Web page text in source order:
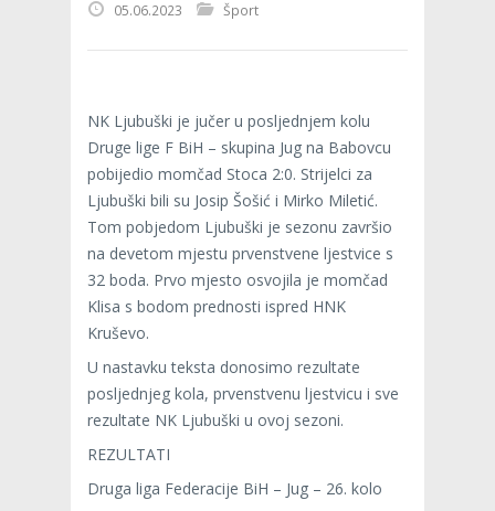
05.06.2023 Šport
NK Ljubuški je jučer u posljednjem kolu
Druge lige F BiH – skupina Jug na Babovcu
pobijedio momčad Stoca 2:0. Strijelci za
Ljubuški bili su Josip Šošić i Mirko Miletić.
Tom pobjedom Ljubuški je sezonu završio
na devetom mjestu prvenstvene ljestvice s
32 boda. Prvo mjesto osvojila je momčad
Klisa s bodom prednosti ispred HNK
Kruševo.
U nastavku teksta donosimo rezultate
posljednjeg kola, prvenstvenu ljestvicu i sve
rezultate NK Ljubuški u ovoj sezoni.
REZULTATI
Druga liga Federacije BiH – Jug – 26. kolo